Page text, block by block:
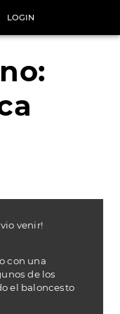
LOGIN
venir!
con una
de los
el baloncesto